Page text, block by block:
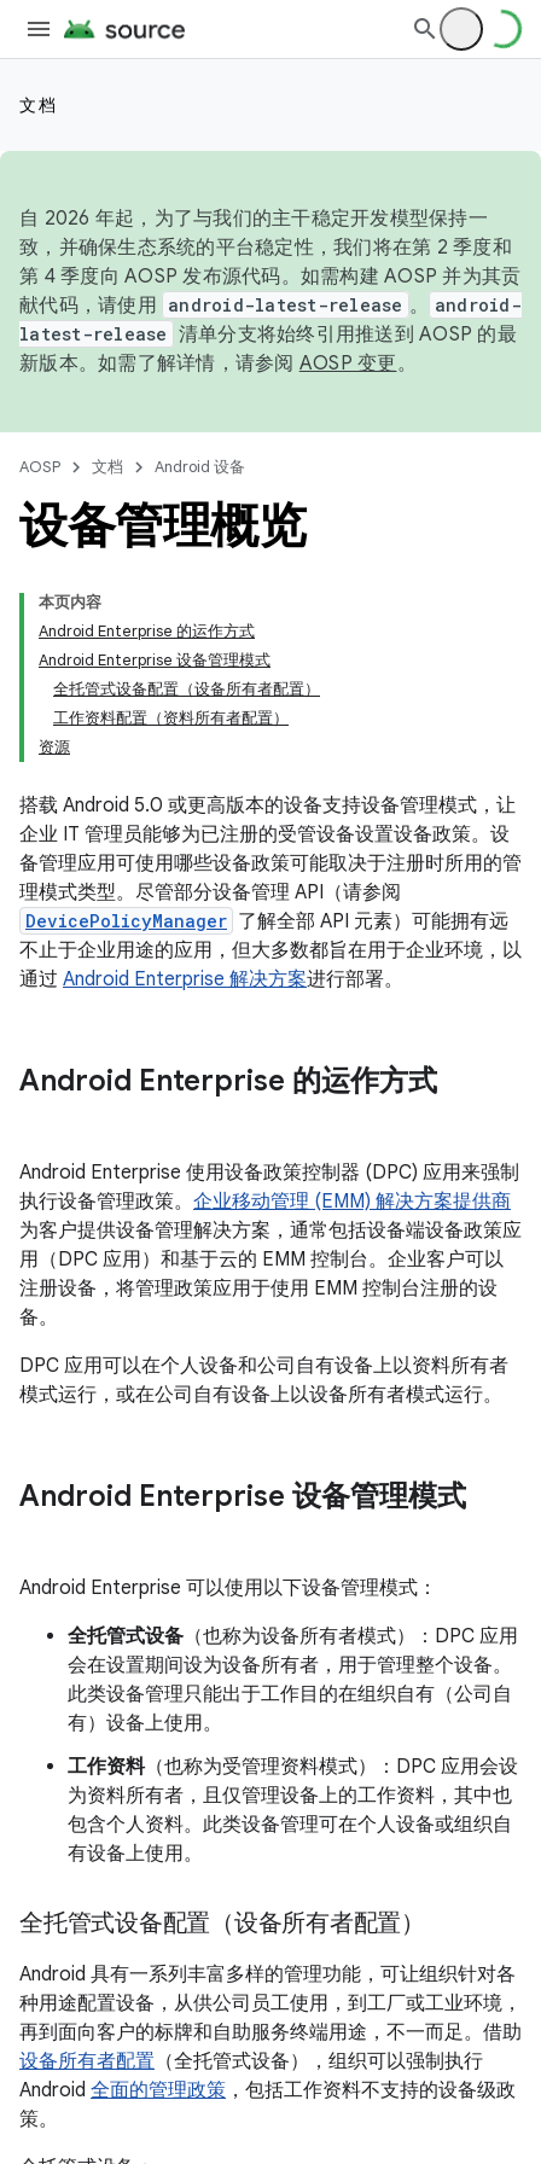
文档
自 2026 年起，为了与我们的主干稳定开发模型保持一
致，并确保生态系统的平台稳定性，我们将在第 2 季度和
第 4 季度向 AOSP 发布源代码。如需构建 AOSP 并为其贡
献代码，请使用 android-latest-release 。
android-
latest-release 清单分支将始终引用推送到 AOSP 的最
新版本。如需了解详情，请参阅 AOSP 变更。
AOSP 文档 Android 设备
设备管理概览
本页内容
Android Enterprise 的运作方式
Android Enterprise 设备管理模式
全托管式设备配置（设备所有者配置）
工作资料配置（资料所有者配置）
资源
搭载 Android 5.0 或更高版本的设备支持设备管理模式，让
企业 IT 管理员能够为已注册的受管设备设置设备政策。设
备管理应用可使用哪些设备政策可能取决于注册时所用的管
理模式类型。尽管部分设备管理 API（请参阅
DevicePolicyManager 了解全部 API 元素）可能拥有远
不止于企业用途的应用，但大多数都旨在用于企业环境，以
通过 Android Enterprise 解决方案进行部署。
Android Enterprise 的运作方式
Android Enterprise 使用设备政策控制器 (DPC) 应用来强制
执行设备管理政策。 企业移动管理 (EMM) 解决方案提供商
为客户提供设备管理解决方案，通常包括设备端设备政策应
用（DPC 应用）和基于云的 EMM 控制台。企业客户可以
注册设备，将管理政策应用于使用 EMM 控制台注册的设
备。
DPC 应用可以在个人设备和公司自有设备上以资料所有者
模式运行，或在公司自有设备上以设备所有者模式运行。
Android Enterprise 设备管理模式
Android Enterprise 可以使用以下设备管理模式：
全托管式设备 （也称为设备所有者模式）
：DPC 应用
会在设置期间设为设备所有者 ，用于管理整个设备。
此类设备管理只能出于工作目的在组织自有（公司自
有）设备上使用。
工作资料（也称为受管理资料模式）
：DPC 应用会设
为资料所有者 ，且仅管理设备上的工作资料，其中也
包含个人资料。此类设备管理可在个人设备或组织自
有设备上使用。
全托管式设备配置（设备所有者配置）
Android 具有一系列丰富多样的管理功能，可让组织针对各
种用途配置设备，从供公司员工使用，到工厂或工业环境，
再到面向客户的标牌和自助服务终端用途，不一而足。借助
设备所有者配置 （全托管式设备），组织可以强制执行
Android 全面的管理政策 ，包括工作资料不支持的设备级政
策。